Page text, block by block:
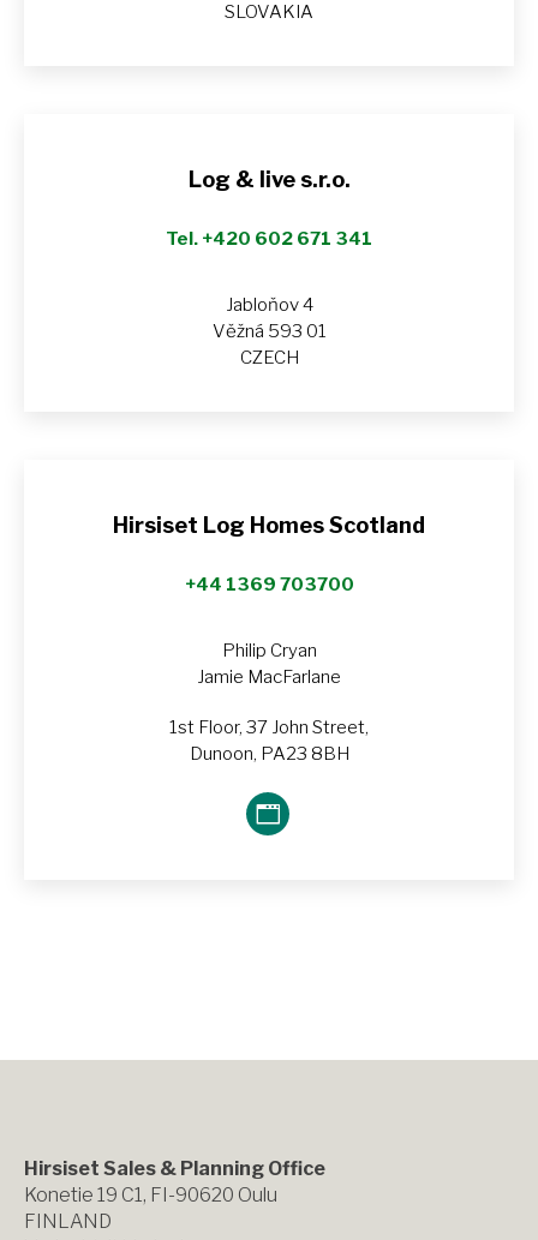
SLOVAKIA
Log & live s.r.o.
Tel. +420 602 671 341
Jabloňov 4
Věžná 593 01
CZECH
Hirsiset Log Homes Scotland
+44 1369 703700
Philip Cryan
Jamie MacFarlane
1st Floor, 37 John Street,
Dunoon, PA23 8BH
Blog
Hirsiset Sales & Planning Office
Konetie 19 C1, FI-90620 Oulu
FINLAND